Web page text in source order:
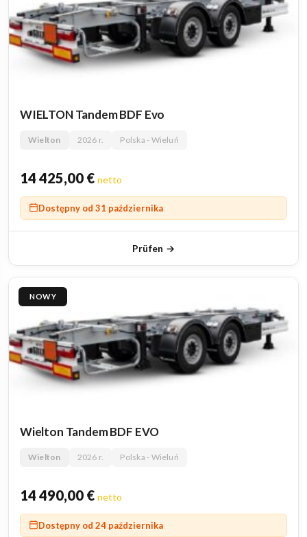
WIELTON Tandem BDF Evo
Wielton 2026 r. Polska - Wieluń
14 425,00 € netto
Dostępny od 31 października
Prüfen →
NOWY
Wielton Tandem BDF EVO
Wielton 2026 r. Polska - Wieluń
14 490,00 € netto
Dostępny od 24 października